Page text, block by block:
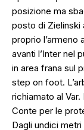
posizione ma
posto di Zielinski
proprio l’armeno
avanti l’Inter nel
in area frana sul
step on foot.
richiamato al
Conte per le
Dagli undici